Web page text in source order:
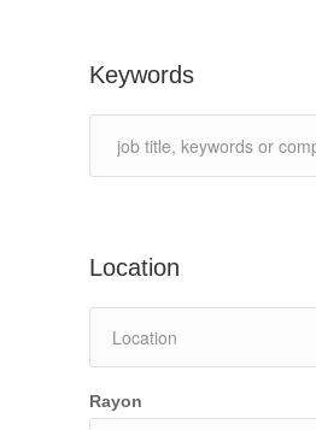
Keywords
Location
Rayon